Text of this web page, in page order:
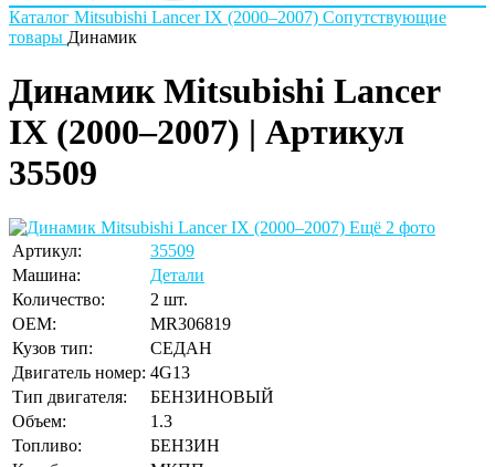
Каталог Mitsubishi Lancer IX (2000–2007) Сопутствующие
товары Динамик
Динамик Mitsubishi Lancer
IX (2000–2007) | Артикул
35509
Ещё 2 фото
Артикул:
35509
Машина:
Детали
Количество:
2 шт.
OEM:
MR306819
Кузов тип:
СЕДАН
Двигатель номер: 4G13
Тип двигателя:
БЕНЗИНОВЫЙ
Объем:
1.3
Топливо:
БЕНЗИН